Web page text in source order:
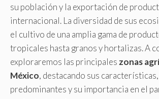
su población y la exportación de
internacional. La diversidad de sus
el cultivo de una amplia gama de
tropicales hasta granos y hortalizas. A
exploraremos las principales zonas
México, destacando sus
predominantes y su importancia en el